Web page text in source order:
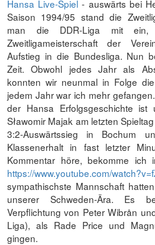
Hansa Live-Spiel - auswärts bei
Saison 1994/95 stand die
man die DDR-Liga mit
Zweitligameisterschaft der
Aufstieg in die Bundesliga. Nun
Zeit. Obwohl jedes Jahr als
konnten wir neunmal in Folge
jedem Jahr war ich mehr
der Hansa Erfolgsgeschichte
Sławomir Majak am letzten
3:2-Auswärtssieg in Bochum
Klassenerhalt in fast letzter
Kommentar höre, bekomme ich
https://www.youtube.com/
sympathischste Mannschaft
unserer Schweden-Ära. Es
Verpflichtung von Peter Wibrån
Liga), als Rade Price und
gingen.